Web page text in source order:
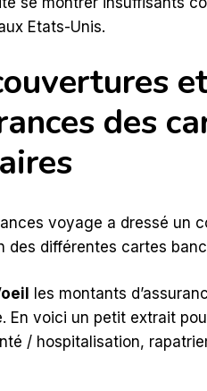
Etats-Unis.
des
voyage a dressé un
des différentes cartes
les montants
En voici un petit extrait
/ hospitalisation,